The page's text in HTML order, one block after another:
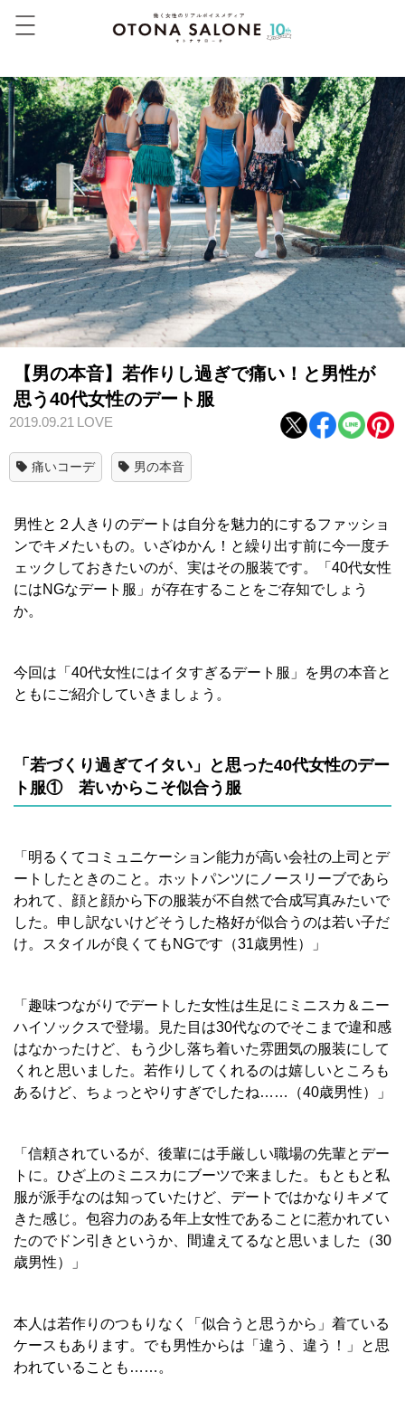
【男の本音】若作りし過ぎで痛い！と男性が
思う40代女性のデート服
2019.09.21 LOVE
痛いコーデ 男の本音
男性と２人きりのデートは自分を魅力的にするファッショ
ンでキメたいもの。いざゆかん！と繰り出す前に今一度チ
ェックしておきたいのが、実はその服装です。「40代女性
にはNGなデート服」が存在することをご存知でしょう
か。
今回は「40代女性にはイタすぎるデート服」を男の本音と
ともにご紹介していきましょう。
「若づくり過ぎてイタい」と思った40代女性のデー
ト服① 若いからこそ似合う服
「明るくてコミュニケーション能力が高い会社の上司とデ
ートしたときのこと。ホットパンツにノースリーブであら
われて、顔と顔から下の服装が不自然で合成写真みたいで
した。申し訳ないけどそうした格好が似合うのは若い子だ
け。スタイルが良くてもNGです（31歳男性）」
「趣味つながりでデートした女性は生足にミニスカ＆ニー
ハイソックスで登場。見た目は30代なのでそこまで違和感
はなかったけど、もう少し落ち着いた雰囲気の服装にして
くれと思いました。若作りしてくれるのは嬉しいところも
あるけど、ちょっとやりすぎでしたね……（40歳男性）」
「信頼されているが、後輩には手厳しい職場の先輩とデー
トに。ひざ上のミニスカにブーツで来ました。もともと私
服が派手なのは知っていたけど、デートではかなりキメて
きた感じ。包容力のある年上女性であることに惹かれてい
たのでドン引きというか、間違えてるなと思いました（30
歳男性）」
本人は若作りのつもりなく「似合うと思うから」着ている
ケースもあります。でも男性からは「違う、違う！」と思
われていることも……。